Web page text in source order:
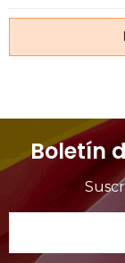
Boletín